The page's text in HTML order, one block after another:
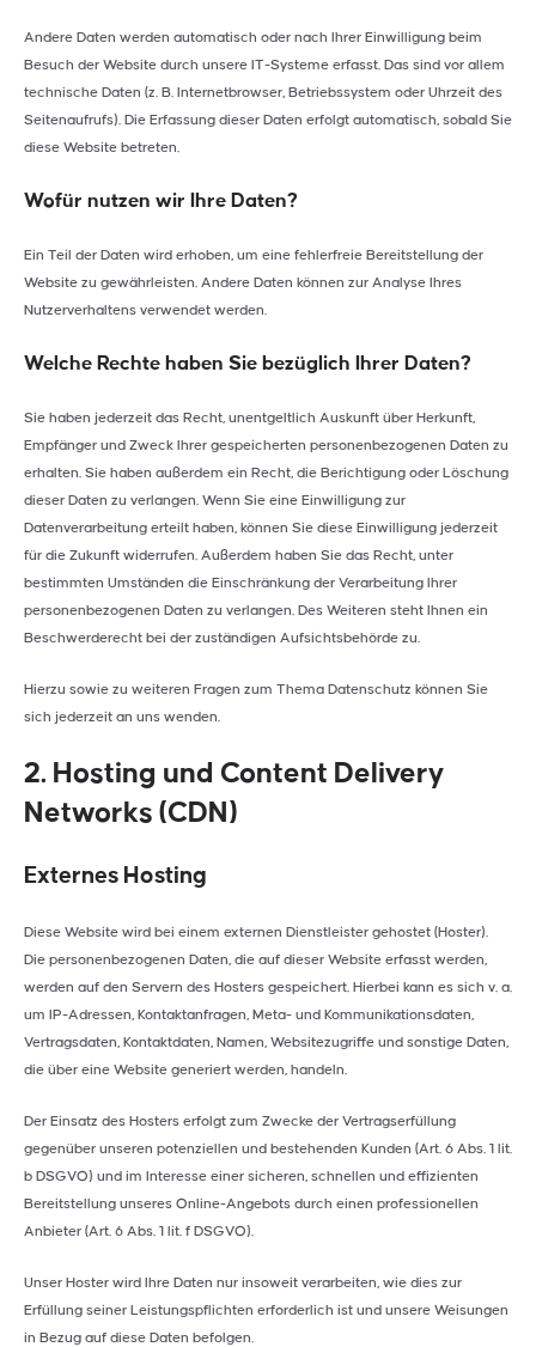
Andere Daten werden automatisch oder nach Ihrer Einwilligung beim
Besuch der Website durch unsere IT-Systeme erfasst. Das sind vor allem
technische Daten (z. B. Internetbrowser, Betriebssystem oder Uhrzeit des
Seitenaufrufs). Die Erfassung dieser Daten erfolgt automatisch, sobald Sie
diese Website betreten.
Wofür nutzen wir Ihre Daten?
Ein Teil der Daten wird erhoben, um eine fehlerfreie Bereitstellung der
Website zu gewährleisten. Andere Daten können zur Analyse Ihres
Nutzerverhaltens verwendet werden.
Welche Rechte haben Sie bezüglich Ihrer Daten?
Sie haben jederzeit das Recht, unentgeltlich Auskunft über Herkunft,
Empfänger und Zweck Ihrer gespeicherten personenbezogenen Daten zu
erhalten. Sie haben außerdem ein Recht, die Berichtigung oder Löschung
dieser Daten zu verlangen. Wenn Sie eine Einwilligung zur
Datenverarbeitung erteilt haben, können Sie diese Einwilligung jederzeit
für die Zukunft widerrufen. Außerdem haben Sie das Recht, unter
bestimmten Umständen die Einschränkung der Verarbeitung Ihrer
personenbezogenen Daten zu verlangen. Des Weiteren steht Ihnen ein
Beschwerderecht bei der zuständigen Aufsichtsbehörde zu.
Hierzu sowie zu weiteren Fragen zum Thema Datenschutz können Sie
sich jederzeit an uns wenden.
2. Hosting und Content Delivery
Networks (CDN)
Externes Hosting
Diese Website wird bei einem externen Dienstleister gehostet (Hoster).
Die personenbezogenen Daten, die auf dieser Website erfasst werden,
werden auf den Servern des Hosters gespeichert. Hierbei kann es sich v. a.
um IP-Adressen, Kontaktanfragen, Meta- und Kommunikationsdaten,
Vertragsdaten, Kontaktdaten, Namen, Websitezugriffe und sonstige Daten,
die über eine Website generiert werden, handeln.
Der Einsatz des Hosters erfolgt zum Zwecke der Vertragserfüllung
gegenüber unseren potenziellen und bestehenden Kunden (Art. 6 Abs. 1 lit.
b DSGVO) und im Interesse einer sicheren, schnellen und effizienten
Bereitstellung unseres Online-Angebots durch einen professionellen
Anbieter (Art. 6 Abs. 1 lit. f DSGVO).
Unser Hoster wird Ihre Daten nur insoweit verarbeiten, wie dies zur
Erfüllung seiner Leistungspflichten erforderlich ist und unsere Weisungen
in Bezug auf diese Daten befolgen.